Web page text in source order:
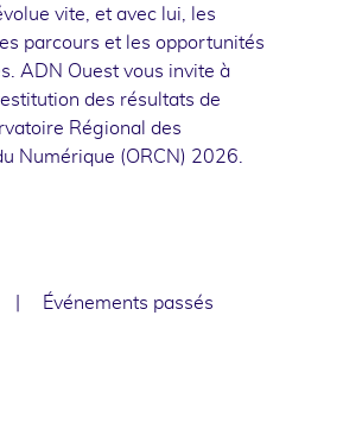
vite, et avec lui, les
parcours et les opportunités
ADN Ouest vous invite à
des résultats de
Régional des
Numérique (ORCN) 2026.
Événements passés